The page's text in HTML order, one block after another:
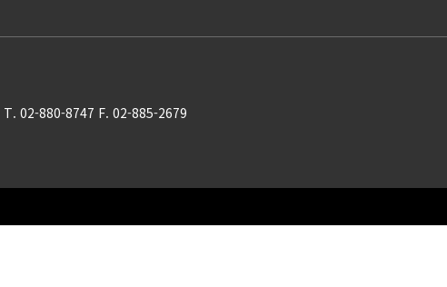
T. 02-880-8747 F. 02-885-2679